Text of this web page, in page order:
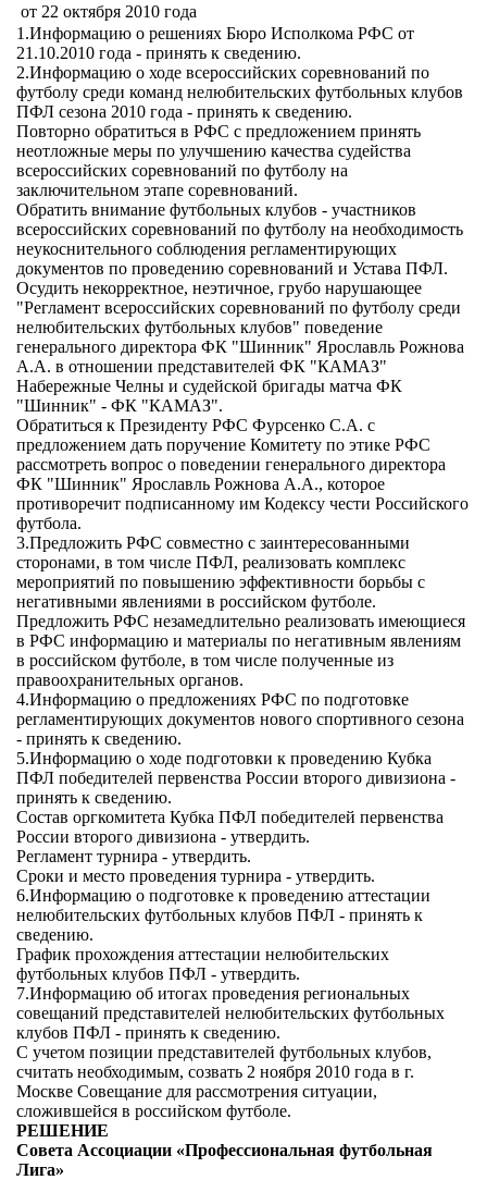
от 22 октября 2010 года
1.Информацию о решениях Бюро Исполкома РФС от
21.10.2010 года - принять к сведению.
2.Информацию о ходе всероссийских соревнований по
футболу среди команд нелюбительских футбольных клубов
ПФЛ сезона 2010 года - принять к сведению.
Повторно обратиться в РФС с предложением принять
неотложные меры по улучшению качества судейства
всероссийских соревнований по футболу на
заключительном этапе соревнований.
Обратить внимание футбольных клубов - участников
всероссийских соревнований по футболу на необходимость
неукоснительного соблюдения регламентирующих
документов по проведению соревнований и Устава ПФЛ.
Осудить некорректное, неэтичное, грубо нарушающее
"Регламент всероссийских соревнований по футболу среди
нелюбительских футбольных клубов" поведение
генерального директора ФК "Шинник" Ярославль Рожнова
А.А. в отношении представителей ФК "КАМАЗ"
Набережные Челны и судейской бригады матча ФК
"Шинник" - ФК "КАМАЗ".
Обратиться к Президенту РФС Фурсенко С.А. с
предложением дать поручение Комитету по этике РФС
рассмотреть вопрос о поведении генерального директора
ФК "Шинник" Ярославль Рожнова А.А., которое
противоречит подписанному им Кодексу чести Российского
футбола.
3.Предложить РФС совместно с заинтересованными
сторонами, в том числе ПФЛ, реализовать комплекс
мероприятий по повышению эффективности борьбы с
негативными явлениями в российском футболе.
Предложить РФС незамедлительно реализовать имеющиеся
в РФС информацию и материалы по негативным явлениям
в российском футболе, в том числе полученные из
правоохранительных органов.
4.Информацию о предложениях РФС по подготовке
регламентирующих документов нового спортивного сезона
- принять к сведению.
5.Информацию о ходе подготовки к проведению Кубка
ПФЛ победителей первенства России второго дивизиона -
принять к сведению.
Состав оргкомитета Кубка ПФЛ победителей первенства
России второго дивизиона - утвердить.
Регламент турнира - утвердить.
Сроки и место проведения турнира - утвердить.
6.Информацию о подготовке к проведению аттестации
нелюбительских футбольных клубов ПФЛ - принять к
сведению.
График прохождения аттестации нелюбительских
футбольных клубов ПФЛ - утвердить.
7.Информацию об итогах проведения региональных
совещаний представителей нелюбительских футбольных
клубов ПФЛ - принять к сведению.
С учетом позиции представителей футбольных клубов,
считать необходимым, созвать 2 ноября 2010 года в г.
Москве Совещание для рассмотрения ситуации,
сложившейся в российском футболе.
РЕШЕНИЕ
Совета Ассоциации «Профессиональная футбольная
Лига»